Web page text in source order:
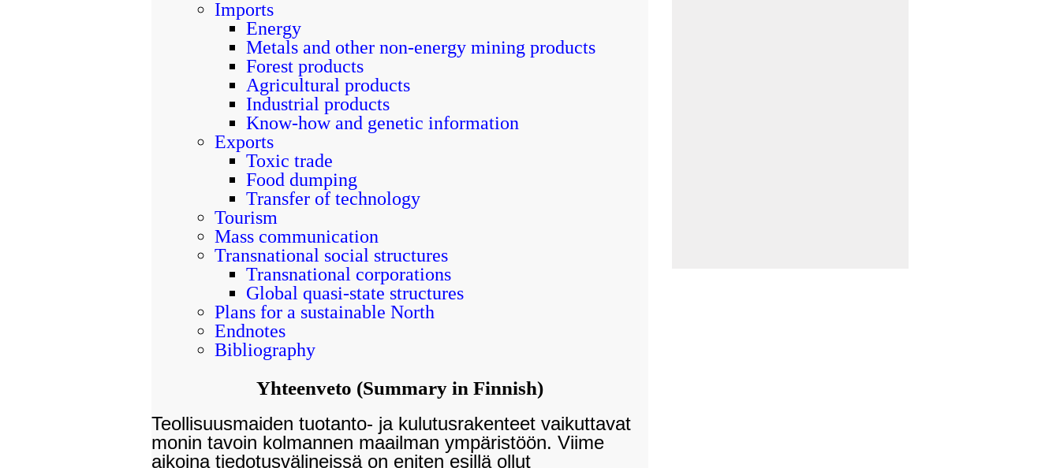
Imports
Energy
Metals and other non-energy mining products
Forest products
Agricultural products
Industrial products
Know-how and genetic information
Exports
Toxic trade
Food dumping
Transfer of technology
Tourism
Mass communication
Transnational social structures
Transnational corporations
Global quasi-state structures
Plans for a sustainable North
Endnotes
Bibliography
Yhteenveto (Summary in Finnish)
Teollisuusmaiden tuotanto- ja kulutusrakenteet vaikuttavat
monin tavoin kolmannen maailman ympäristöön. Viime
aikoina tiedotusvälineissä on eniten esillä ollut